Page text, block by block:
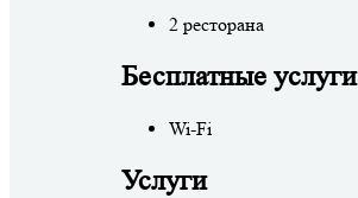
2 ресторана
Бесплатные услуги
Wi-Fi
Услуги